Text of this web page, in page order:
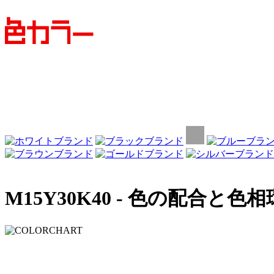
M15Y30K40 - 色の配合と色相